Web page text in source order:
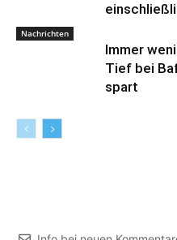
Nachrichten
Immer
Tief bei
spart